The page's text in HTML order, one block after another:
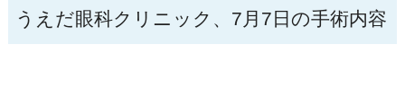
うえだ眼科クリニック、7月7日の手術内容